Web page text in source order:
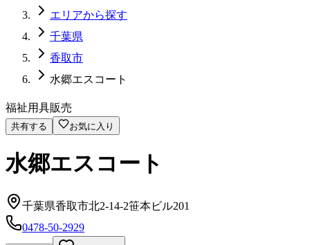
エリアから探す
千葉県
香取市
水郷エスコート
福祉用具販売
共有する お気に入り
水郷エスコート
千葉県香取市北2-14-2笹本ビル201
0478-50-2929